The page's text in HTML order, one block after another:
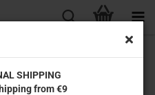
SHIPPING
from €9
Kill Collection #03)